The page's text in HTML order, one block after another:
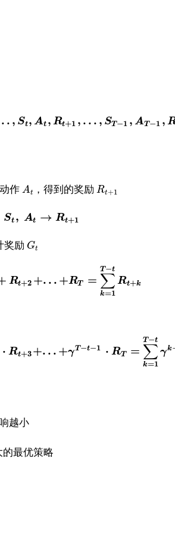
. . , St, At , Rt+1 , . . . , ST−1 , AT−1 ,
作At ，得到的奖励Rt+1
St , At → Rt+1
奖励 Gt
Rt+2 +. . . +RT = ∑
k=1
T−t
Rt+k
⋅ Rt+3 +. . . +γT−t−1 ⋅ RT = ∑
k=1
T−t
γk
越小
的最优策略